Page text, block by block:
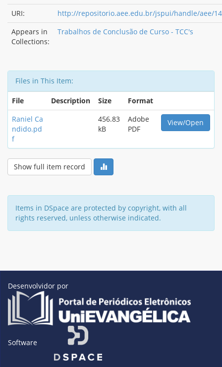
URI:
http://repositorio.aee.edu.br/jspui/handle/aee/
Appears in
Collections:
Trabalhos de Conclusão de Curso - TCC's
Files in This Item:
File Description Size
Format
Raniel Ca
ndido.pd
f
456.83
kB
Adobe
PDF
View/Open
Show full item record
Items in DSpace are protected by copyright, with all
rights reserved, unless otherwise indicated.
Desenvolvidor por
Software